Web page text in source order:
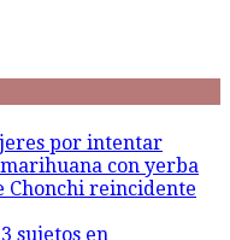
por intentar
con yerba
Chonchi reincidente
sujetos en